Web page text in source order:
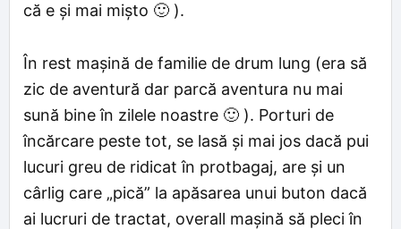
că e și mai mișto 🙂 ).
În rest mașină de familie de drum lung (era să
zic de aventură dar parcă aventura nu mai
sună bine în zilele noastre 🙂 ). Porturi de
încărcare peste tot, se lasă și mai jos dacă pui
lucuri greu de ridicat în protbagaj, are și un
cârlig care „pică” la apăsarea unui buton dacă
ai lucruri de tractat, overall mașină să pleci în